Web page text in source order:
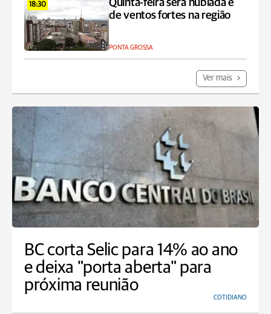
18:30
Quinta-feira será nublada e
de ventos fortes na região
PONTA GROSSA
Ver mais
BC corta Selic para 14% ao ano
e deixa "porta aberta" para
próxima reunião
COTIDIANO